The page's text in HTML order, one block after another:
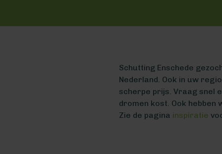
Schutting Enschede
Nederland. Ook in uw
scherpe prijs. Vraag snel
dromen kost. Ook
Zie de pagina inspiratie